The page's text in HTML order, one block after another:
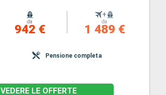
da
942 €
+
da
1 489 €
Pensione completa
VEDERE LE OFFERTE